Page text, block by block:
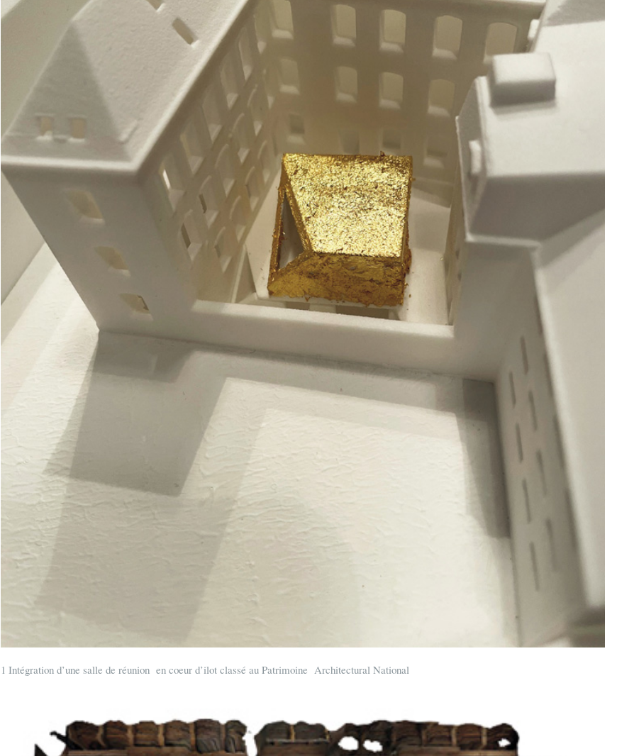
1 Intégration d’une salle de réunion en coeur d’ilot classé au Patrimoine Architectural National